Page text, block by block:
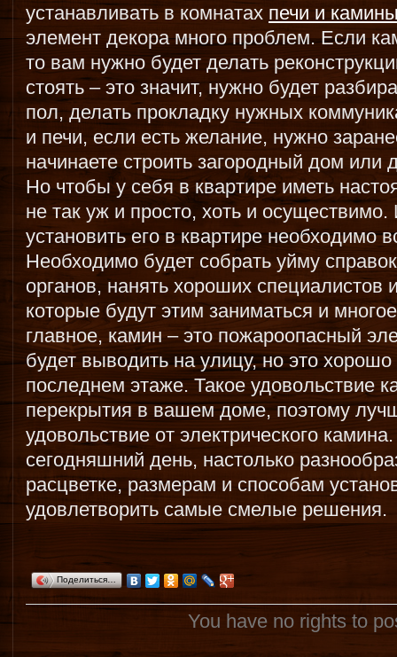
устанавливать в комнатах печи и
элемент декора много проблем. Если
то вам нужно будет делать
стоять – это значит, нужно будет
пол, делать прокладку нужных
и печи, если есть желание, нужно
начинаете строить загородный дом или
Но чтобы у себя в квартире иметь
не так уж и просто, хоть и
установить его в квартире необходимо
Необходимо будет собрать уйму
органов, нанять хороших специалистов
которые будут этим заниматься и
главное, камин – это пожароопасный
будет выводить на улицу, но это
последнем этаже. Такое удовольствие
перекрытия в вашем доме, поэтому
удовольствие от электрического
сегодняшний день, настолько
расцветке, размерам и способам
удовлетворить самые смелые решения.
Поделиться…
You have no rights to